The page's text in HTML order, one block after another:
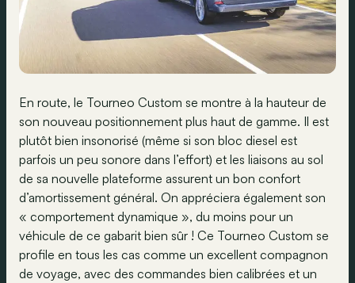
En route, le Tourneo Custom se montre à la hauteur de
son nouveau positionnement plus haut de gamme. Il est
plutôt bien insonorisé (même si son bloc diesel est
parfois un peu sonore dans l’effort) et les liaisons au sol
de sa nouvelle plateforme assurent un bon confort
d’amortissement général. On appréciera également son
« comportement dynamique », du moins pour un
véhicule de ce gabarit bien sûr ! Ce Tourneo Custom se
profile en tous les cas comme un excellent compagnon
de voyage, avec des commandes bien calibrées et un